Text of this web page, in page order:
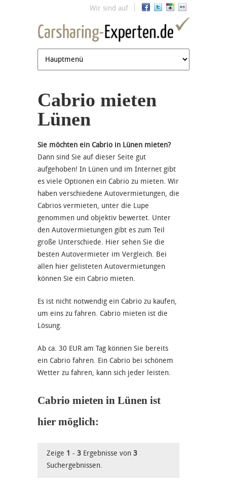
Jump to navigation
Wir sind auf
Cabrio mieten
Lünen
Sie möchten ein Cabrio in Lünen mieten?
Dann sind Sie auf dieser Seite gut
aufgehoben! In Lünen und im Internet gibt
es viele Optionen ein Cabrio zu mieten. Wir
haben verschiedene Autovermietungen, die
Cabrios vermieten, unter die Lupe
genommen und objektiv bewertet. Unter
den Autovermietungen gibt es zum Teil
große Unterschiede. Hier sehen Sie die
besten Autovermieter im Vergleich. Bei
allen hier gelisteten Autovermietungen
können Sie ein Cabrio mieten.
Es ist nicht notwendig ein Cabrio zu kaufen,
um eins zu fahren. Cabrio mieten ist die
Lösung.
Ab ca. 30 EUR am Tag können Sie bereits
ein Cabrio fahren. Ein Cabrio bei schönem
Wetter zu fahren, kann sich jeder leisten.
Cabrio mieten in Lünen ist
hier möglich:
Zeige 1 - 3 Ergebnisse von 3
Suchergebnissen.